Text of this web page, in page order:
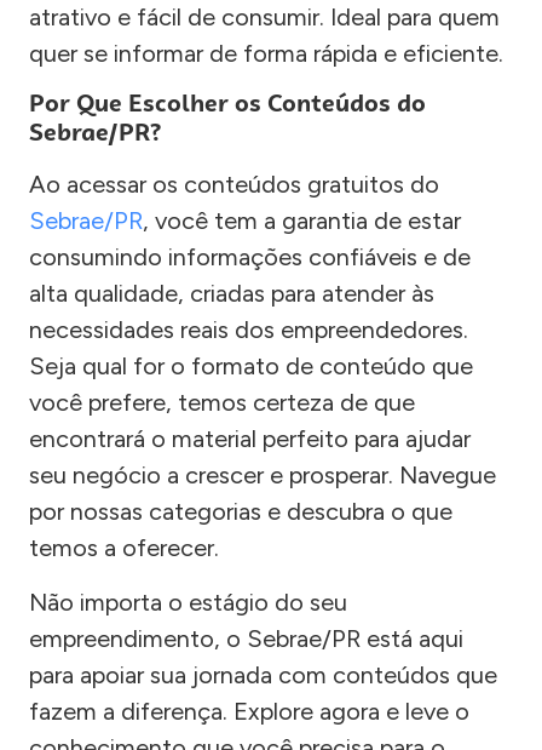
atrativo e fácil de consumir. Ideal para quem
quer se informar de forma rápida e eficiente.
Por Que Escolher os Conteúdos do
Sebrae/PR?
Ao acessar os conteúdos gratuitos do
Sebrae/PR, você tem a garantia de estar
consumindo informações confiáveis e de
alta qualidade, criadas para atender às
necessidades reais dos empreendedores.
Seja qual for o formato de conteúdo que
você prefere, temos certeza de que
encontrará o material perfeito para ajudar
seu negócio a crescer e prosperar. Navegue
por nossas categorias e descubra o que
temos a oferecer.
Não importa o estágio do seu
empreendimento, o Sebrae/PR está aqui
para apoiar sua jornada com conteúdos que
fazem a diferença. Explore agora e leve o